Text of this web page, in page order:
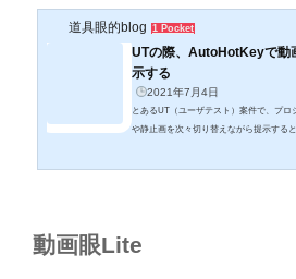
ンタビューガイドのWord、Zoom/Teams
ドウ、さらにはカメラ映像をOBS S...
道具眼的blog 1 Pocket
UTの際、AutoHotKeyで動
示する
2021年7月4日
とあるUT（ユーザテスト）案件で、プ
や静止画を次々切り替えながら提示する
てしまったり、薄暗い部屋...
動画眼Lite